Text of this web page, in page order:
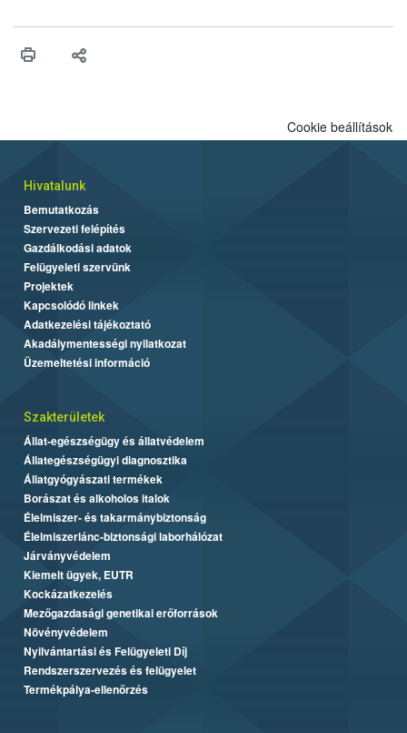
vonni az ebek viselkedésének megítélésében jártas szakértőt.
Cookie beállítások
Hivatalunk
Bemutatkozás
Szervezeti felépítés
Gazdálkodási adatok
Felügyeleti szervünk
Projektek
Kapcsolódó linkek
Adatkezelési tájékoztató
Akadálymentességi nyilatkozat
Üzemeltetési információ
Szakterületek
Állat-egészségügy és állatvédelem
Állategészségügyi diagnosztika
Állatgyógyászati termékek
Borászat és alkoholos italok
Élelmiszer- és takarmánybiztonság
Élelmiszerlánc-biztonsági laborhálózat
Járványvédelem
Kiemelt ügyek, EUTR
Kockázatkezelés
Mezőgazdasági genetikai erőforrások
Növényvédelem
Nyilvántartási és Felügyeleti Díj
Rendszerszervezés és felügyelet
Termékpálya-ellenőrzés